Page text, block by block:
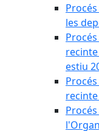
les
estiu